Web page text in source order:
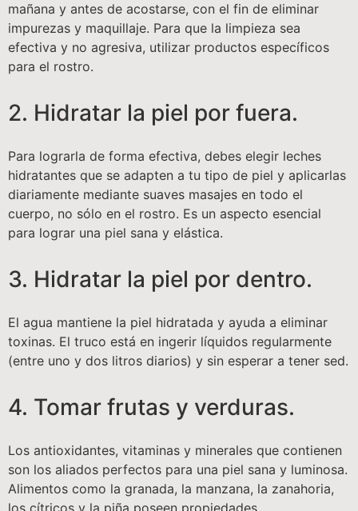
mañana y antes de acostarse, con el fin de eliminar
impurezas y maquillaje. Para que la limpieza sea
efectiva y no agresiva, utilizar productos específicos
para el rostro.
2. Hidratar la piel por fuera.
Para lograrla de forma efectiva, debes elegir leches
hidratantes que se adapten a tu tipo de piel y aplicarlas
diariamente mediante suaves masajes en todo el
cuerpo, no sólo en el rostro. Es un aspecto esencial
para lograr una piel sana y elástica.
3. Hidratar la piel por dentro.
El agua mantiene la piel hidratada y ayuda a eliminar
toxinas. El truco está en ingerir líquidos regularmente
(entre uno y dos litros diarios) y sin esperar a tener sed.
4. Tomar frutas y verduras.
Los antioxidantes, vitaminas y minerales que contienen
son los aliados perfectos para una piel sana y luminosa.
Alimentos como la granada, la manzana, la zanahoria,
los cítricos y la piña poseen propiedades